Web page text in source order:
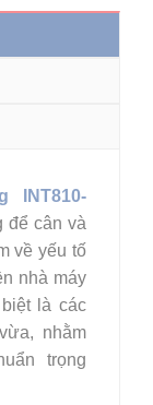
INT810-
để cân và
về yếu tố
nhà máy
là các
nhằm
trọng